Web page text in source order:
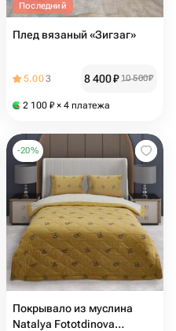
Последний
Плед вязаный «Зигзаг»
5.003 8 400₽ 10 500₽
2 100 ₽ × 4 платежа
-20%
Покрывало из муслина
Natalya Fototdinova